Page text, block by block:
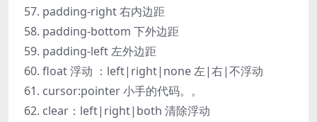
padding-right 右内边距
padding-bottom 下外边距
padding-left 左外边距
float 浮动 ：left|right|none 左|右|不浮动
cursor:pointer 小手的代码。。
clear：left|right|both 清除浮动